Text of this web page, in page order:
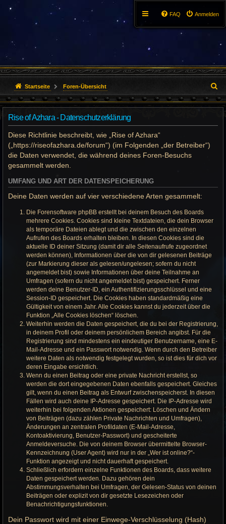
Anmelden
FAQ
Startseite Foren-Übersicht
u
Rise of Azhara - Datenschutzerklärung
Diese Richtlinie beschreibt, wie „Rise of Azhara“
(„https://riseofazhara.de/forum“) (im Folgenden „der Betreiber“)
die Daten verwendet, die während deines Foren-Besuchs
gesammelt werden.
UMFANG UND ART DER DATENSPEICHERUNG
Deine Daten werden auf vier verschiedene Arten gesammelt:
Die Forensoftware phpBB erstellt bei deinem Besuch des Boards
mehrere Cookies. Cookies sind kleine Textdateien, die dein Browser
als temporäre Dateien ablegt und die zwischen den einzelnen
Aufrufen des Boards erhalten bleiben. In diesen Cookies sind die
aktuelle ID deiner Sitzung (damit dir alle Seitenaufrufe zugeordnet
werden können), Informationen über die von dir gelesenen Beiträge
(zur Markierung dieser als gelesen/ungelesen; sofern du nicht
angemeldet bist) sowie Informationen über deine Teilnahme an
Umfragen (sofern du nicht angemeldet bist) gespeichert. Ferner
werden deine Benutzer-ID, ein Authentifizierungsschlüssel und eine
Session-ID gespeichert. Die Cookies haben standardmäßig eine
Gültigkeit von einem Jahr. Alle Cookies kannst du jederzeit über die
Funktion „Alle Cookies löschen“ löschen.
Weiterhin werden die Daten gespeichert, die du bei der Registrierung,
in deinem Profil oder deinem persönlichem Bereich angibst. Für die
Registrierung sind mindestens ein eindeutiger Benutzername, eine E-
Mail-Adresse und ein Passwort notwendig. Wenn durch den Betreiber
weitere Daten als notwendig festgelegt wurden, so ist dies für dich vor
deren Eingabe ersichtlich.
Wenn du einen Beitrag oder eine private Nachricht erstellst, so
werden die dort eingegebenen Daten ebenfalls gespeichert. Gleiches
gilt, wenn du einen Beitrag als Entwurf zwischenspeicherst. In diesen
Fällen wird auch deine IP-Adresse gespeichert. Die IP-Adresse wird
weiterhin bei folgenden Aktionen gespeichert: Löschen und Ändern
von Beiträgen (dazu zählen Private Nachrichten und Umfragen),
Änderungen an zentralen Profildaten (E-Mail-Adresse,
Kontoaktivierung, Benutzer-Passwort) und gescheiterte
Anmeldeversuche. Die von deinem Browser übermittelte Browser-
Kennzeichnung (User Agent) wird nur in der „Wer ist online?“-
Funktion angezeigt und nicht dauerhaft gespeichert.
Schließlich erfordern einzelne Funktionen des Boards, dass weitere
Daten gespeichert werden. Dazu gehören dein
Abstimmungsverhalten bei Umfragen, der Gelesen-Status von deinen
Beiträgen oder explizit von dir gesetzte Lesezeichen oder
Benachrichtigungsfunktionen.
Dein Passwort wird mit einer Einwege-Verschlüsselung (Hash)